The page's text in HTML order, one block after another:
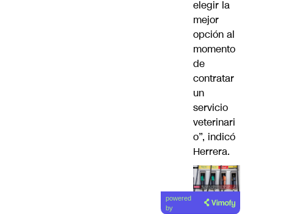
elegir la
mejor
opción al
momento
de
contratar
un
servicio
veterinari
o”, indicó
Herrera.
Lea el
artículo
powered
by